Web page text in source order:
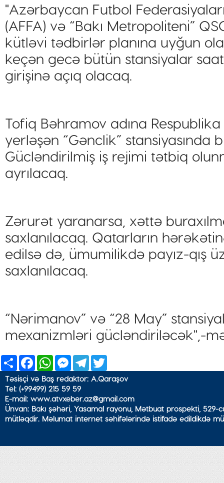
"Azərbaycan Futbol
(AFFA) və “Bakı Metropoliteni”
kütləvi tədbirlər planına uyğun
keçən gecə bütün stansiyalar
girişinə açıq olacaq.
Tofiq Bəhramov adına Respublika
yerləşən “Gənclik” stansiyasında
Gücləndirilmiş iş rejimi tətbiq
ayrılacaq.
Zərurət yaranarsa, xəttə
saxlanılacaq. Qatarların
edilsə də, ümumilikdə payız-qış
saxlanılacaq.
“Nərimanov” və “28 May”
mexanizmləri gücləndiriləcək",-
ShareFacebookWhatsApp
Messenger
Telegram
Təsisçi və Baş redaktor: A.Qaraşov
Tel: (+99499) 215 59 59
E-mail: www.atvxeber.az@gmail.com
Ünvan: Bakı şəhəri, Yasamal rayonu, Mətbuat prospekti,
mütləqdir. Məlumat internet səhifələrində istifadə edildikdə